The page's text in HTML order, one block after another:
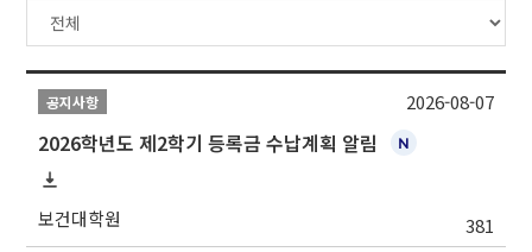
공지사항
2026학년도 제2학기 등록금 수납계획 알림
보건대학원 381
2026-08-07